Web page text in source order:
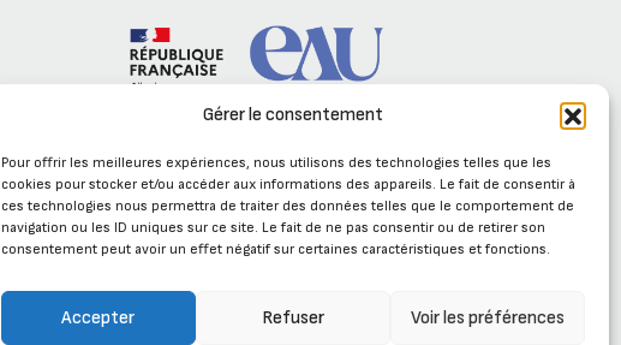
Gérer le consentement
Pour offrir les meilleures expériences, nous utilisons des technologies telles que les
cookies pour stocker et/ou accéder aux informations des appareils. Le fait de consentir à
ces technologies nous permettra de traiter des données telles que le comportement de
navigation ou les ID uniques sur ce site. Le fait de ne pas consentir ou de retirer son
consentement peut avoir un effet négatif sur certaines caractéristiques et fonctions.
Accepter Refuser Voir les préférences
Se connecter